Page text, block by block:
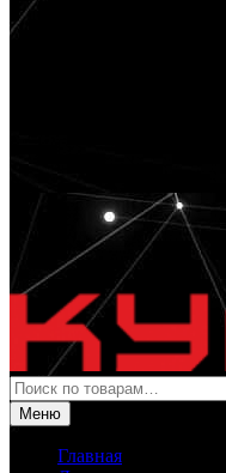
Искать:
Меню
Главная